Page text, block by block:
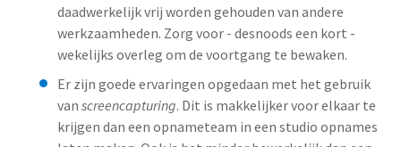
daadwerkelijk vrij worden gehouden van andere
werkzaamheden. Zorg voor - desnoods een kort -
wekelijks overleg om de voortgang te bewaken.
Er zijn goede ervaringen opgedaan met het gebruik
van screencapturing. Dit is makkelijker voor elkaar te
krijgen dan een opnameteam in een studio opnames